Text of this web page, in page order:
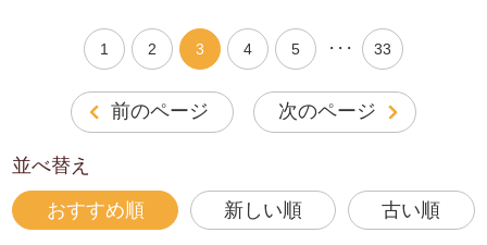
前のページ
1 2 3 4 5 ・・・ 33
次のページ
並べ替え
おすすめ順 新しい順 古い順